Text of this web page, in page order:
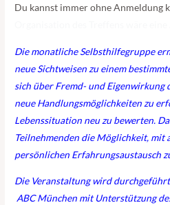
Du kannst immer ohne Anmeldung
Organisation des Treffens wäre
Die monatliche Selbsthilfegruppe
neue Sichtweisen zu einem
sich über Fremd- und Eigenwirkung
neue Handlungsmöglichkeiten zu
Lebenssituation neu zu bewerten.
Teilnehmenden die Möglichkeit, mit
persönlichen Erfahrungsaustausch
Die Veranstaltung wird
ABC München mit Unterstützung